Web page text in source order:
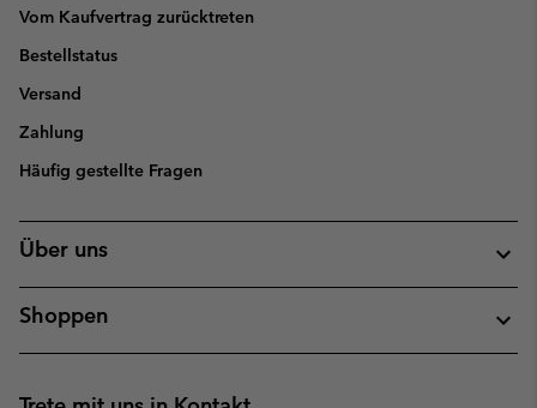
Vom Kaufvertrag zurücktreten
Bestellstatus
Versand
Zahlung
Häufig gestellte Fragen
Über uns
Shoppen